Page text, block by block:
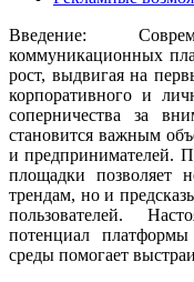
Введение:
коммуникационных
рост, выдвигая на
корпоративного и
соперничества за
становится важным
и предпринимателей.
площадки позволяет
трендам, но и
пользователей.
потенциал
среды помогает